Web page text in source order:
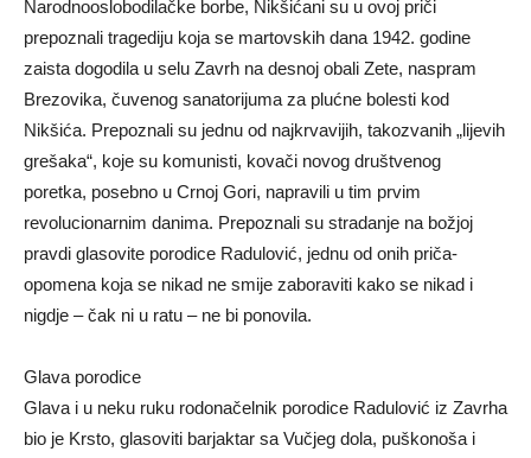
Narodnooslobodilačke borbe, Nikšićani su u ovoj priči
prepoznali tragediju koja se martovskih dana 1942. godine
zaista dogodila u selu Zavrh na desnoj obali Zete, naspram
Brezovika, čuvenog sanatorijuma za plućne bolesti kod
Nikšića. Prepoznali su jednu od najkrvavijih, takozvanih „lijevih
grešaka“, koje su komunisti, kovači novog društvenog
poretka, posebno u Crnoj Gori, napravili u tim prvim
revolucionarnim danima. Prepoznali su stradanje na božjoj
pravdi glasovite porodice Radulović, jednu od onih priča-
opomena koja se nikad ne smije zaboraviti kako se nikad i
nigdje – čak ni u ratu – ne bi ponovila.
Glava porodice
Glava i u neku ruku rodonačelnik porodice Radulović iz Zavrha
bio je Krsto, glasoviti barjaktar sa Vučjeg dola, puškonoša i